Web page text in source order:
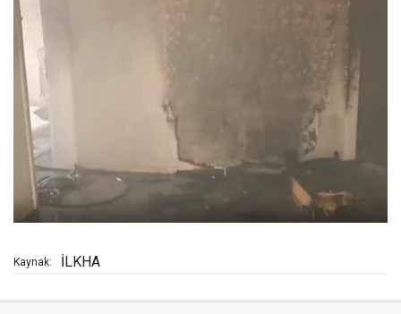
Kaynak: İLKHA